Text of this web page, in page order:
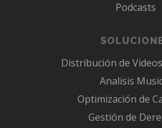
Podcasts
Distribución de
Analisis
Optimización de
Gestión de